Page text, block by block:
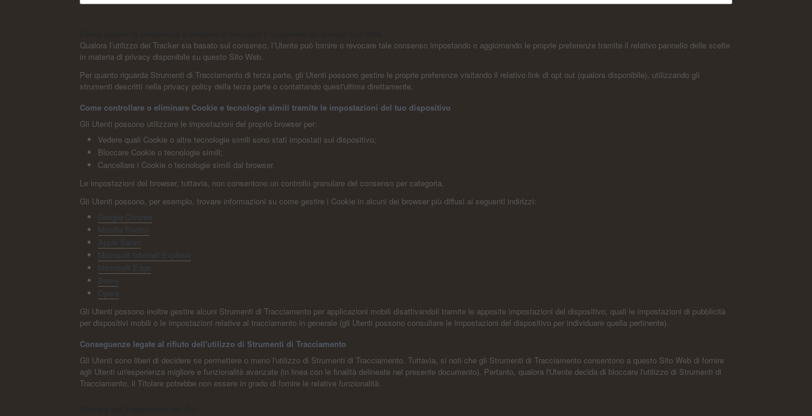
Qualora l’utilizzo dei Tracker sia basato sul consenso, l’Utente può fornire o revocare tale consenso impostando o aggiornando le proprie preferenze tramite il relativo pannello delle scelte
in materia di privacy disponibile su questo Sito Web.
Per quanto riguarda Strumenti di Tracciamento di terza parte, gli Utenti possono gestire le proprie preferenze visitando il relativo link di opt out (qualora disponibile), utilizzando gli
strumenti descritti nella privacy policy della terza parte o contattando quest'ultima direttamente.
Come controllare o eliminare Cookie e tecnologie simili tramite le impostazioni del tuo dispositivo
Gli Utenti possono utilizzare le impostazioni del proprio browser per:
Vedere quali Cookie o altre tecnologie simili sono stati impostati sul dispositivo;
Bloccare Cookie o tecnologie simili;
Cancellare i Cookie o tecnologie simili dal browser.
Le impostazioni del browser, tuttavia, non consentono un controllo granulare del consenso per categoria.
Gli Utenti possono, per esempio, trovare informazioni su come gestire i Cookie in alcuni dei browser più diffusi ai seguenti indirizzi:
Google Chrome
Mozilla Firefox
Apple Safari
Microsoft Internet Explorer
Microsoft Edge
Brave
Opera
Gli Utenti possono inoltre gestire alcuni Strumenti di Tracciamento per applicazioni mobili disattivandoli tramite le apposite impostazioni del dispositivo, quali le impostazioni di pubblicità
per dispositivi mobili o le impostazioni relative al tracciamento in generale (gli Utenti possono consultare le impostazioni del dispositivo per individuare quella pertinente).
Conseguenze legate al rifiuto dell'utilizzo di Strumenti di Tracciamento
Gli Utenti sono liberi di decidere se permettere o meno l'utilizzo di Strumenti di Tracciamento. Tuttavia, si noti che gli Strumenti di Tracciamento consentono a questo Sito Web di fornire
agli Utenti un'esperienza migliore e funzionalità avanzate (in linea con le finalità delineate nel presente documento). Pertanto, qualora l'Utente decida di bloccare l'utilizzo di Strumenti di
Tracciamento, il Titolare potrebbe non essere in grado di fornire le relative funzionalità.